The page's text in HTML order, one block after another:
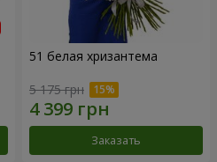
51 белая хризантема
5 175 грн
Заказать